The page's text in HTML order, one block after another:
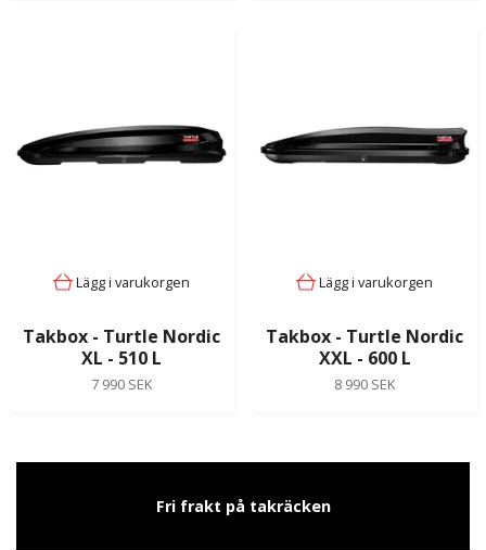
Lägg i varukorgen
Takbox - Turtle Nordic
XL - 510 L
7 990 SEK
Lägg i varukorgen
Takbox - Turtle Nordic
XXL - 600 L
8 990 SEK
Fri frakt på takräcken